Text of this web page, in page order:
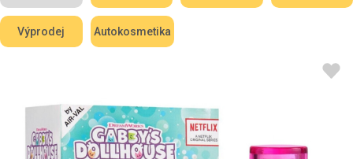
Výprodej Autokosmetika